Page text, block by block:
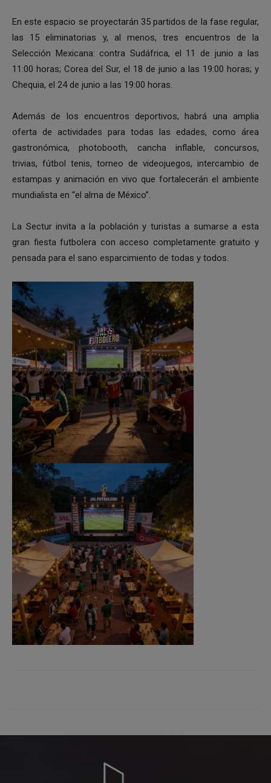
En este espacio se proyectarán 35 partidos de la fase regular,
las 15 eliminatorias y, al menos, tres encuentros de la
Selección Mexicana: contra Sudáfrica, el 11 de junio a las
11:00 horas; Corea del Sur, el 18 de junio a las 19:00 horas; y
Chequia, el 24 de junio a las 19:00 horas.
Además de los encuentros deportivos, habrá una amplia
oferta de actividades para todas las edades, como área
gastronómica, photobooth, cancha inflable, concursos,
trivias, fútbol tenis, torneo de videojuegos, intercambio de
estampas y animación en vivo que fortalecerán el ambiente
mundialista en “el alma de México”.
La Sectur invita a la población y turistas a sumarse a esta
gran fiesta futbolera con acceso completamente gratuito y
pensada para el sano esparcimiento de todas y todos.